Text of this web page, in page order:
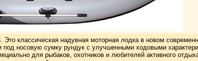
классическая надувная моторная лодка в новом
под носовую сумку рундук с улучшенными ходовыми
для рыбаков, охотников и любителей активного